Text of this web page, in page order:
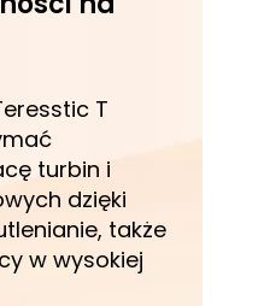
T
turbin i
dzięki
także
w wysokiej